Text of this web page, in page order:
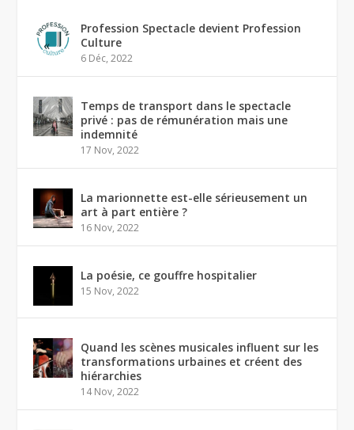
Profession Spectacle devient Profession
Culture
6 Déc, 2022
Temps de transport dans le spectacle
privé : pas de rémunération mais une
indemnité
17 Nov, 2022
La marionnette est-elle sérieusement un
art à part entière ?
16 Nov, 2022
La poésie, ce gouffre hospitalier
15 Nov, 2022
Quand les scènes musicales influent sur les
transformations urbaines et créent des
hiérarchies
14 Nov, 2022